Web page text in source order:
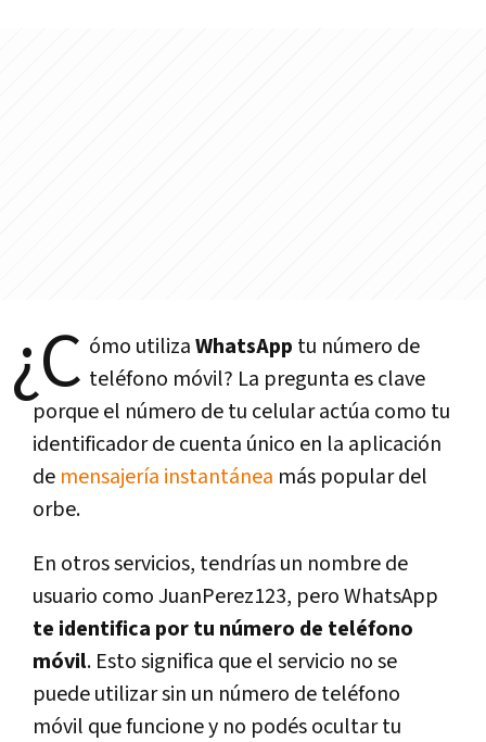
¿C ómo utilizaWhatsApp tu número de
teléfono móvil? La pregunta es clave
porque el número de tu celular actúa como tu
identificador de cuenta único en la aplicación
de mensajería instantánea más popular del
orbe.
En otros servicios, tendrías un nombre de
usuario como JuanPerez123, pero WhatsApp
te identifica por tu número de teléfono
móvil. Esto significa que el servicio no se
puede utilizar sin un número de teléfono
móvil que funcione y no podés ocultar tu